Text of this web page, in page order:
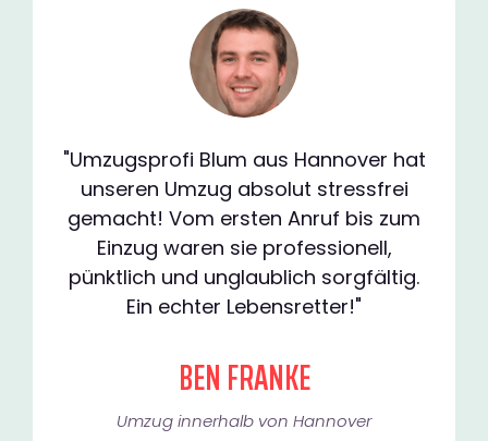
"Umzugsprofi Blum aus Hannover hat
unseren Umzug absolut stressfrei
gemacht! Vom ersten Anruf bis zum
Einzug waren sie professionell,
pünktlich und unglaublich sorgfältig.
Ein echter Lebensretter!"
BEN FRANKE
Umzug innerhalb von Hannover​